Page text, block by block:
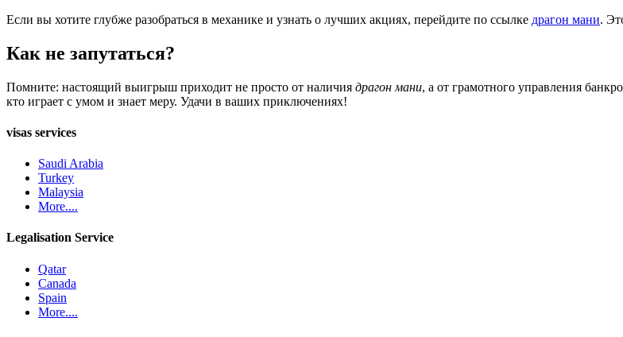
Если вы хотите глубже разобраться в механике и узнать о лучших акциях, перейдите по ссылке драгон мани.
Как не запутаться?
Помните: настоящий выигрыш приходит не просто от наличия драгон мани, а от грамотного управления
кто играет с умом и знает меру. Удачи в ваших приключениях!
visas services
Saudi Arabia
Turkey
Malaysia
More....
Legalisation Service
Qatar
Canada
Spain
More....